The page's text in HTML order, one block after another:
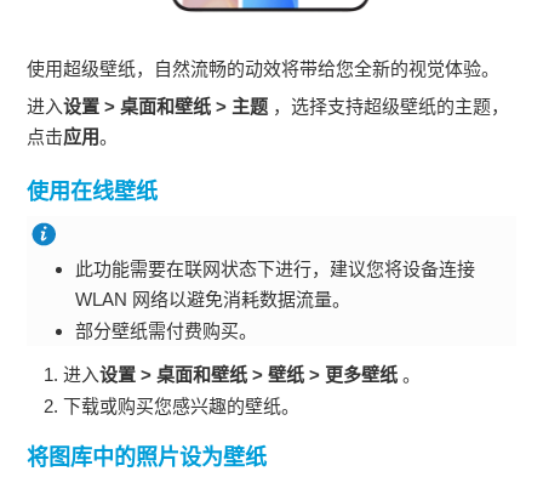
使用超级壁纸，自然流畅的动效将带给您全新的视觉体验。
进入设置 >桌面和壁纸 > 主题 ，选择支持超级壁纸的主题，
点击应用。
使用在线壁纸
此功能需要在联网状态下进行，建议您将设备连接
WLAN 网络以避免消耗数据流量。
部分壁纸需付费购买。
进入设置 >桌面和壁纸 >壁纸 > 更多壁纸 。
下载或购买您感兴趣的壁纸。
将图库中的照片设为壁纸